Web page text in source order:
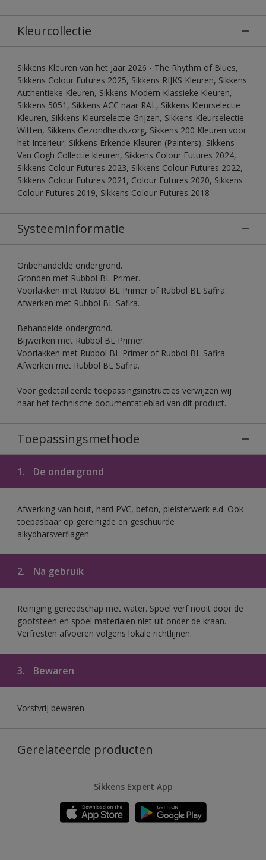
Kleurcollectie
Sikkens Kleuren van het Jaar 2026 - The Rhythm of Blues,
Sikkens Colour Futures 2025, Sikkens RIJKS Kleuren, Sikkens
Authentieke Kleuren, Sikkens Modern Klassieke Kleuren,
Sikkens 5051, Sikkens ACC naar RAL, Sikkens Kleurselectie
Kleuren, Sikkens Kleurselectie Grijzen, Sikkens Kleurselectie
Witten, Sikkens Gezondheidszorg, Sikkens 200 Kleuren voor
het Interieur, Sikkens Erkende Kleuren (Painters), Sikkens
Van Gogh Collectie kleuren, Sikkens Colour Futures 2024,
Sikkens Colour Futures 2023, Sikkens Colour Futures 2022,
Sikkens Colour Futures 2021, Colour Futures 2020, Sikkens
Colour Futures 2019, Sikkens Colour Futures 2018
Systeeminformatie
Onbehandelde ondergrond.
Gronden met Rubbol BL Primer.
Voorlakken met Rubbol BL Primer of Rubbol BL Safira.
Afwerken met Rubbol BL Safira.
Behandelde ondergrond.
Bijwerken met Rubbol BL Primer.
Voorlakken met Rubbol BL Primer of Rubbol BL Safira.
Afwerken met Rubbol BL Safira.
Voor gedetailleerde toepassingsinstructies verwijzen wij
naar het technische documentatieblad van dit product.
Toepassingsmethode
1. De ondergrond
Afwerking van hout, hard PVC, beton, pleisterwerk e.d. Ook
toepasbaar op gereinigde en geschuurde
alkydharsverflagen.
2. Na gebruik
Reiniging gereedschap met water. Spoel verf nooit door de
gootsteen en spoel materialen niet uit onder de kraan.
Verfresten afvoeren volgens lokale richtlijnen.
3. Bewaren
Vorstvrij bewaren
Gerelateerde producten
Sikkens Expert App